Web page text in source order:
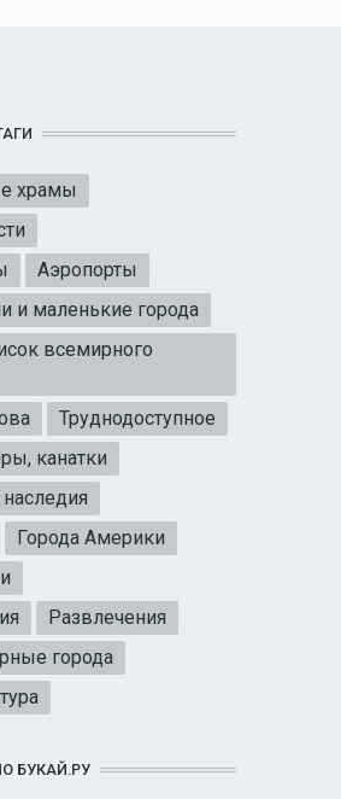
храмы
Аэропорты
и маленькие города
всемирного
Труднодоступное
канатки
Города Америки
Развлечения
города
БУКАЙ.РУ